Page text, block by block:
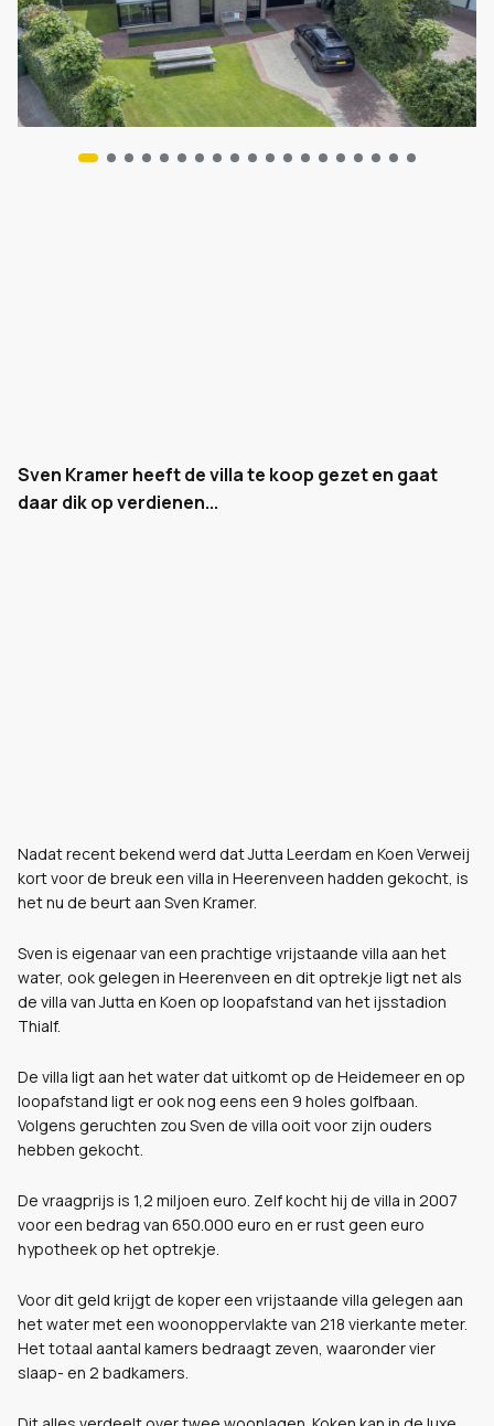
Sven Kramer heeft de villa te koop gezet en gaat
daar dik op verdienen...
Nadat recent bekend werd dat Jutta Leerdam en Koen Verweij
kort voor de breuk een villa in Heerenveen hadden gekocht, is
het nu de beurt aan Sven Kramer.
Sven is eigenaar van een prachtige vrijstaande villa aan het
water, ook gelegen in Heerenveen en dit optrekje ligt net als
de villa van Jutta en Koen op loopafstand van het ijsstadion
Thialf.
De villa ligt aan het water dat uitkomt op de Heidemeer en op
loopafstand ligt er ook nog eens een 9 holes golfbaan.
Volgens geruchten zou Sven de villa ooit voor zijn ouders
hebben gekocht.
De vraagprijs is 1,2 miljoen euro. Zelf kocht hij de villa in 2007
voor een bedrag van 650.000 euro en er rust geen euro
hypotheek op het optrekje.
Voor dit geld krijgt de koper een vrijstaande villa gelegen aan
het water met een woonoppervlakte van 218 vierkante meter.
Het totaal aantal kamers bedraagt zeven, waaronder vier
slaap- en 2 badkamers.